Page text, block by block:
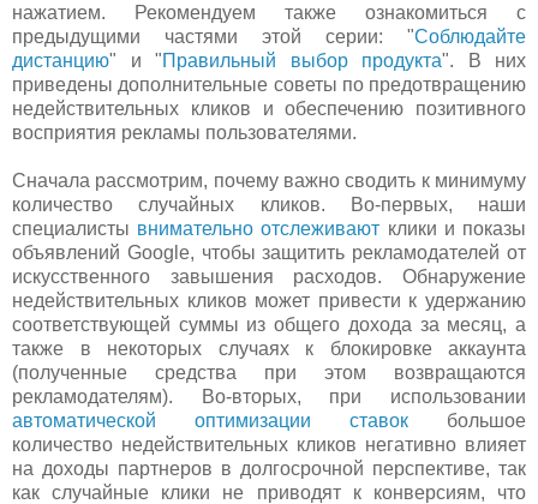
нажатием. Рекомендуем также ознакомиться с
предыдущими частями этой серии: "Соблюдайте
дистанцию" и "Правильный выбор продукта". В них
приведены дополнительные советы по предотвращению
недействительных кликов и обеспечению позитивного
восприятия рекламы пользователями.
Сначала рассмотрим, почему важно сводить к минимуму
количество случайных кликов. Во-первых, наши
специалисты внимательно отслеживают клики и показы
объявлений Google, чтобы защитить рекламодателей от
искусственного завышения расходов. Обнаружение
недействительных кликов может привести к удержанию
соответствующей суммы из общего дохода за месяц, а
также в некоторых случаях к блокировке аккаунта
(полученные средства при этом возвращаются
рекламодателям). Во-вторых, при использовании
автоматической оптимизации ставок большое
количество недействительных кликов негативно влияет
на доходы партнеров в долгосрочной перспективе, так
как случайные клики не приводят к конверсиям, что